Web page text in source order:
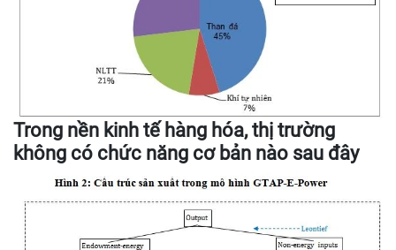
Trong nền kinh tế hàng hóa, thị trường
không có chức năng cơ bản nào sau đây